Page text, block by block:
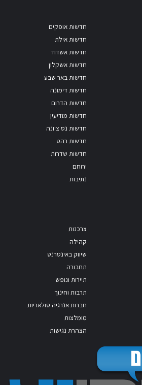
חדשות אופקים
חדשות אילת
חדשות אשדוד
חדשות אשקלון
חדשות באר שבע
חדשות דימונה
חדשות הדרום
חדשות מודיעין
חדשות נס ציונה
חדשות רהט
חדשות שדרות
ירוחם
נתיבות
צרכנות
קהילה
שיווק באינטרנט
תחבורה
תיירות ונופש
תרבות וחינוך
חברות אנרגיה סולאריות
מומלצות
הצהרת נגישות